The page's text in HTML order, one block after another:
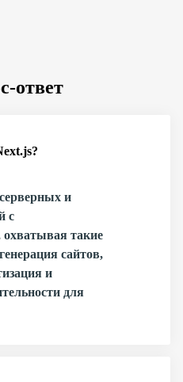
ответ
и
с
охватывая такие
сайтов,
и
для